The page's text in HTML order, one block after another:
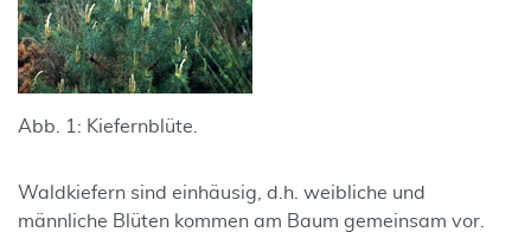
Abb. 1: Kiefernblüte.
Waldkiefern sind einhäusig, d.h. weibliche und
männliche Blüten kommen am Baum gemeinsam vor.